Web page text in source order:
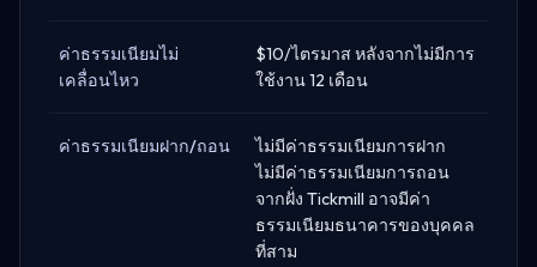
ค่าธรรมเนียมไม่
เคลื่อนไหว
$10/ไตรมาส หลังจากไม่มีการ
ใช้งาน 12 เดือน
ค่าธรรมเนียมฝาก/ถอน
ไม่มีค่าธรรมเนียมการฝาก
ไม่มีค่าธรรมเนียมการถอน
จากฝั่ง Tickmill อาจมีค่า
ธรรมเนียมธนาคารของบุคคล
ที่สาม